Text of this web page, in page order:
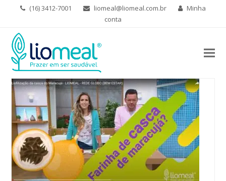
(16) 3412-7001 liomeal@liomeal.com.br
Minha
conta